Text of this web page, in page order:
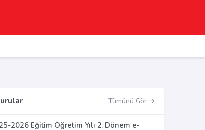
Tümünü Gör
2026 Eğitim Öğretim Yılı 2. Dönem e-